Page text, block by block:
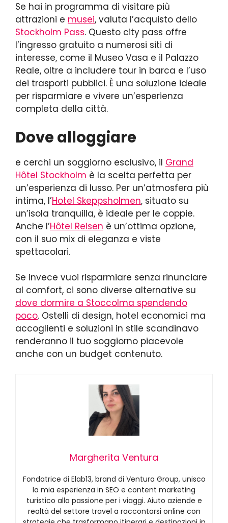
Se hai in programma di visitare più
attrazioni e musei, valuta l’acquisto dello
Stockholm Pass. Questo city pass offre
l’ingresso gratuito a numerosi siti di
interesse, come il Museo Vasa e il Palazzo
Reale, oltre a includere tour in barca e l’uso
dei trasporti pubblici. È una soluzione ideale
per risparmiare e vivere un’esperienza
completa della città.
Dove alloggiare
e cerchi un soggiorno esclusivo, il Grand
Hôtel Stockholm è la scelta perfetta per
un’esperienza di lusso. Per un’atmosfera più
intima, l’Hotel Skeppsholmen, situato su
un’isola tranquilla, è ideale per le coppie.
Anche l’Hôtel Reisen è un’ottima opzione,
con il suo mix di eleganza e viste
spettacolari.
Se invece vuoi risparmiare senza rinunciare
al comfort, ci sono diverse alternative su
dove dormire a Stoccolma spendendo
poco. Ostelli di design, hotel economici ma
accoglienti e soluzioni in stile scandinavo
renderanno il tuo soggiorno piacevole
anche con un budget contenuto.
Margherita Ventura
Fondatrice di Elab13, brand di Ventura Group, unisco
la mia esperienza in SEO e content marketing
turistico alla passione per i viaggi. Aiuto aziende e
realtà del settore travel a raccontarsi online con